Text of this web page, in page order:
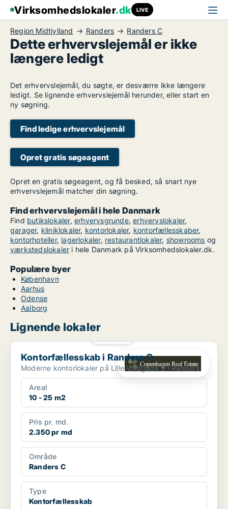
Virksomhedslokaler.dk LIVE
Region Midtjylland Randers Randers C
Dette erhvervslejemål er ikke
længere ledigt
Det erhvervslejemål, du søgte, er desværre ikke længere
ledigt. Se lignende erhvervslejemål herunder, eller start en
ny søgning.
Find ledige erhvervslejemål
Opret gratis søgeagent
Opret en gratis søgeagent, og få besked, så snart nye
erhvervslejemål matcher din søgning.
Find erhvervslejemål i hele Danmark
Find butikslokaler,erhvervsgrunde,erhvervslokaler,
garager, kliniklokaler, kontorlokaler, kontorfællesskaber,
kontorhoteller, lagerlokaler, restaurantlokaler, showrooms og
værkstedslokaler i hele Danmark på Virksomhedslokaler.dk.
Populære byer
København
Aarhus
Odense
Aalborg
Lignende lokaler
Kontorfællesskab i Randers C
Kontorfællesskab i Randers C
Moderne kontorlokaler på Lille Voldgade 9 i Randers
Areal
10 - 25 m2
Pris pr. md.
2.350 pr md
Område
Randers C
Type
Kontorfællesskab